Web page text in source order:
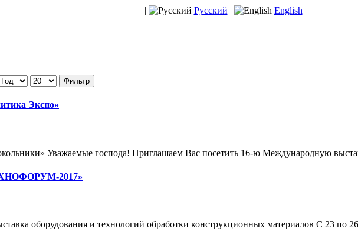
| Русский | English |
Фильтр
Экспо»
Уважаемые господа! Приглашаем Вас посетить 16-ю Международную
2017»
оборудования и технологий обработки конструкционных материалов С 23 по